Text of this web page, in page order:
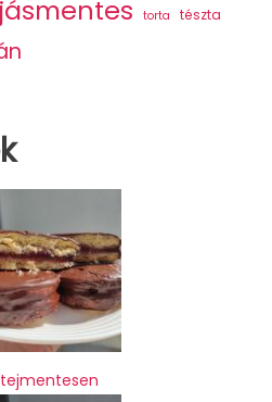
torta tészta